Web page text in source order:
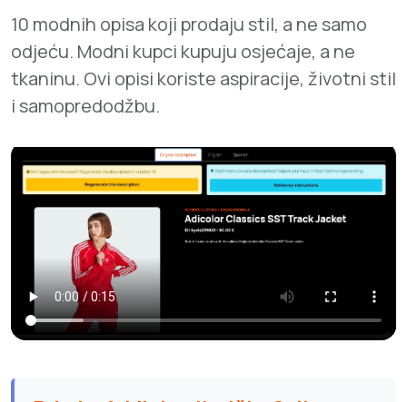
10 modnih opisa koji prodaju stil, a ne samo
odjeću. Modni kupci kupuju osjećaje, a ne
tkaninu. Ovi opisi koriste aspiracije, životni stil
i samopredodžbu.